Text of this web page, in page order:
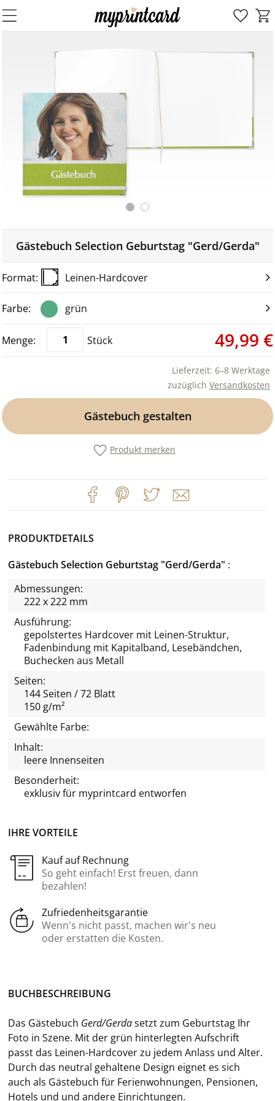
Gästebuch Selection Geburtstag "Gerd/Gerda"
Leinen-Hardcover
grün
Stück 49,99 €
Lieferzeit: 6–8 Werktage
zuzüglich Versandkosten
Gästebuch gestalten
Produkt merken
IHRE VORTEILE
Kauf auf Rechnung
So geht einfach! Erst freuen, dann
bezahlen!
Zufriedenheitsgarantie
Wenn’s nicht passt, machen wir’s neu
oder erstatten die Kosten.
PRODUKTDETAILS
Gästebuch Selection Geburtstag "Gerd/Gerda"
Abmessungen:
222 x 222 mm
Ausführung:
gepolstertes Hardcover mit Leinen-Struktur,
Fadenbindung mit Kapitalband, Lesebändchen,
Buchecken aus Metall
Seiten:
144 Seiten / 72 Blatt
150 g/m²
Gewählte Farbe:
Inhalt:
leere Innenseiten
Besonderheit:
exklusiv für myprintcard entworfen
BUCH­BE­SCHREI­BUNG
Das Gäs­te­buch Gerd/Gerdasetzt zum Ge­burts­tag Ihr
Foto in Szene. Mit der grün hin­ter­leg­ten Auf­schrift
passt das Leinen-​Hardcover zu jedem An­lass und Alter.
Durch das neu­tral ge­hal­te­ne De­sign eig­net es sich
auch als Gäs­te­buch für Fe­ri­en­woh­nun­gen, Pen­sio­nen,
Ho­tels und und an­de­re Ein­rich­tun­gen.